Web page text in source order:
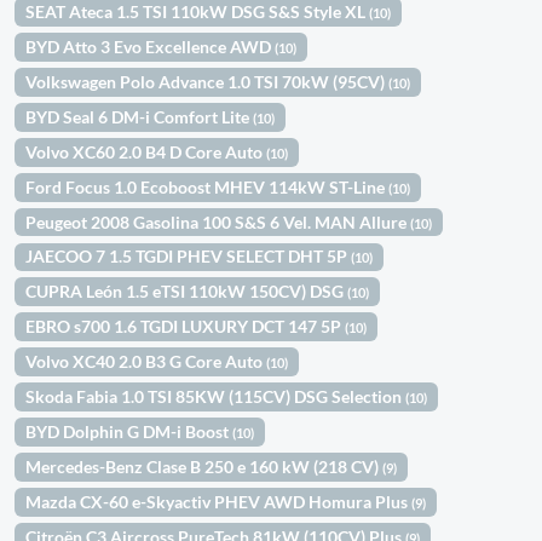
SEAT Ateca 1.5 TSI 110kW DSG S&S Style XL(10)
BYD Atto 3 Evo Excellence AWD(10)
Volkswagen Polo Advance 1.0 TSI 70kW (95CV)(10)
BYD Seal 6 DM-i Comfort Lite(10)
Volvo XC60 2.0 B4 D Core Auto(10)
Ford Focus 1.0 Ecoboost MHEV 114kW ST-Line(10)
Peugeot 2008 Gasolina 100 S&S 6 Vel. MAN Allure(10)
JAECOO 7 1.5 TGDI PHEV SELECT DHT 5P(10)
CUPRA León 1.5 eTSI 110kW 150CV) DSG(10)
EBRO s700 1.6 TGDI LUXURY DCT 147 5P(10)
Volvo XC40 2.0 B3 G Core Auto(10)
Skoda Fabia 1.0 TSI 85KW (115CV) DSG Selection(10)
BYD Dolphin G DM-i Boost(10)
Mercedes-Benz Clase B 250 e 160 kW (218 CV)(9)
Mazda CX-60 e-Skyactiv PHEV AWD Homura Plus(9)
Citroën C3 Aircross PureTech 81kW (110CV) Plus(9)